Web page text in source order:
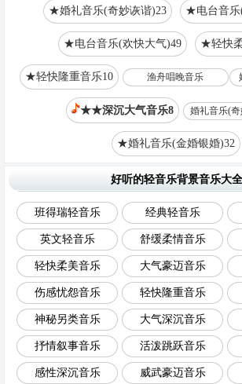
★婚礼音乐(奇妙诙谐)23 ★电台音乐
★电台音乐(欢快大气)49 ★轻快
★轻快隆重音乐10 渔舟唱晚音乐
★★深沉大气音乐8 婚礼音乐(
★婚礼音乐(金婚银婚)32
好听的轻音乐背景音乐大全
班得瑞轻音乐 经典轻音乐
英文轻音乐 舒缓柔情音乐
轻快柔美音乐 大气豪迈音乐
伤感忧怨音乐 轻快隆重音乐
神秘另类音乐 大气深沉音乐
抒情叙事音乐 活泼跳跃音乐
感性深沉音乐 威武豪迈音乐